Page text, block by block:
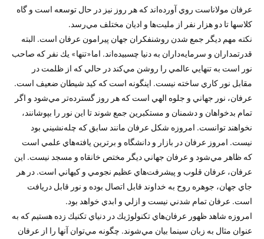
عرفان مولاناست روي آورده‌اند كه هر روز نيز در حال توسعه است و گاه
كلاسها تا دو هزار نفر از مليت‌ها و اديان مختلف مي‌رسد.
نكته مهم ديگر جمع شدن روشنفكران جهان پيرامون عرفان است. البته
قدرتمداران و سرمايه‌داران به دنيا چسبيده‌اند. اما«تنها» يك نفر كه صاحب
نور است به تنهايي عالمي را روشن مي‌كند در حالي كه از ظلمت در
مقابل نور كاري ساخته نيست. اينگونه است كه كيد شيطان ضعيف است.
عرفان، نور جهاني و جلوه الهي است كه هر روز گسترده‌تر مي‌شود و اگر
تمام بدخواهان و دشمنان و مستكبرين جمع شوند تا اين نور را بپوشانند،
نخواهند توانست. امروزه شكل عرفان مانند سابق كه چله‌نشيني بود
نيست. امروز عرفان در بازار و دانشگاه و برترين يافته‌هاي علمي است
كه ظاهر مي‌شود و عرفان جهاني ديگر مختص خانقاه و مسجد نيست. اين
عرفان، عرفان قلوب و پيشرفت‌هاي عظيم نجومي و كيهاني است. در هر
جاي جهان، جوهره روح به خداوند قابل اتصال بوده و نور قابل دريافت
است. عرفان تمام شدني نيست و ازلي و ابدي خواهد بود.
امروزه شاهد ظهور عرفان‌هاي تكنولوژيك در دنياي تكنيك زده هستيم كه به
عنوان مثال به زبان سينما بيان مي‌شوند. چگونه مي‌توان آنها را از عرفان